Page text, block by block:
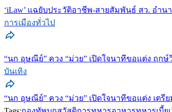
‘iLaw’ แฉยับประวัติอาชีพ-สายสัมพันธ์ สว. อำน
การเมืองทั่วไป
“นก อุษณีย์” ควง “ม่วย” เปิดใจนาทีขอแต่ง ฤก
บันเทิง
“นก อุษณีย์” ควง “ม่วย” เปิดใจนาทีขอแต่ง เต